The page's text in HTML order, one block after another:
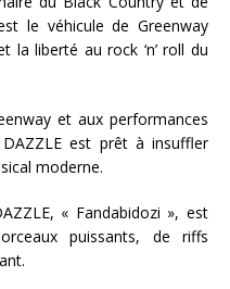
le véhicule de Greenway
la liberté au rock ‘n’ roll du
et aux performances
est prêt à insuffler
moderne.
« Fandabidozi », est
puissants, de riffs